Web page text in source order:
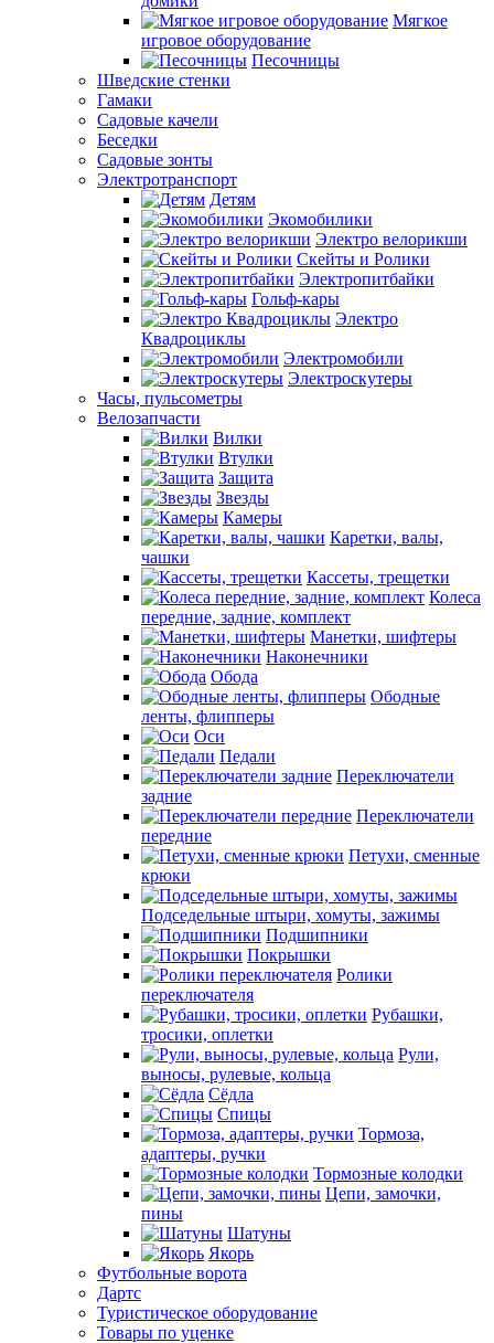
Мягкое
игровое оборудование
Песочницы
Шведские стенки
Гамаки
Садовые качели
Беседки
Садовые зонты
Электротранспорт
Детям
Экомобилики
Электро велорикши
Скейты и Ролики
Электропитбайки
Гольф-кары
Электро
Квадроциклы
Электромобили
Электроскутеры
Часы, пульсометры
Велозапчасти
Вилки
Втулки
Защита
Звезды
Камеры
Каретки, валы,
чашки
Кассеты, трещетки
Колеса
передние, задние, комплект
Манетки, шифтеры
Наконечники
Обода
Ободные
ленты, флипперы
Оси
Педали
Переключатели
задние
Переключатели
передние
Петухи, сменные
крюки
Подседельные штыри, хомуты, зажимы
Подшипники
Покрышки
Ролики
переключателя
Рубашки,
тросики, оплетки
Рули,
выносы, рулевые, кольца
Сёдла
Спицы
Тормоза,
адаптеры, ручки
Тормозные колодки
Цепи, замочки,
пины
Шатуны
Якорь
Футбольные ворота
Дартс
Туристическое оборудование
Товары по уценке